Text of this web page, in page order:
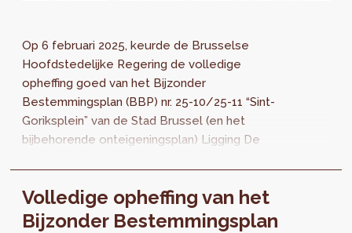
Op 6 februari 2025, keurde de Brusselse
Hoofdstedelijke Regering de volledige
opheffing goed van het Bijzonder
Bestemmingsplan (BBP) nr. 25-10/25-11 “Sint-
Goriksplein” van de Stad Brussel (en het
bijbehorende onteigeningsplan) Ligging De
Volledige opheffing van het
Bijzonder Bestemmingsplan